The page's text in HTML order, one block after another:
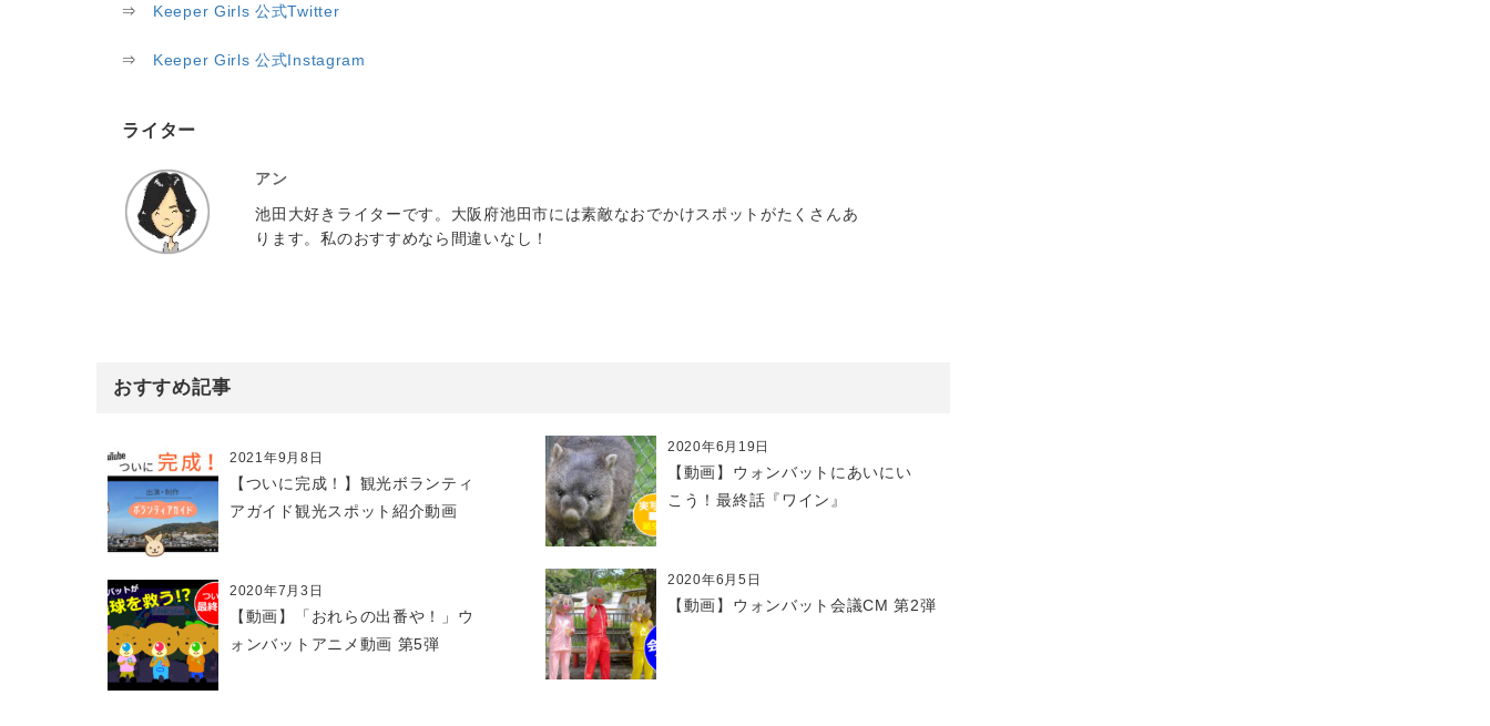
⇒ Keeper Girls 公式Twitter
⇒ Keeper Girls 公式Instagram
ライター
アン
池田大好きライターです。大阪府池田市には素敵なおでかけスポットがたくさんあ
ります。私のおすすめなら間違いなし！
おすすめ記事
2021年9月8日
【ついに完成！】観光ボランティ
アガイド観光スポット紹介動画
2020年7月3日
【動画】「おれらの出番や！」ウ
ォンバットアニメ動画 第5弾
2020年6月19日
【動画】ウォンバットにあいにい
こう！最終話『ワイン』
2020年6月5日
【動画】ウォンバット会議CM 第2弾